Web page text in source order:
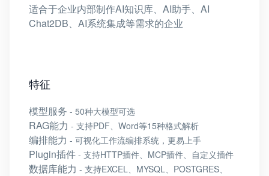
适合于企业内部制作AI知识库、AI助手、AI
Chat2DB、AI系统集成等需求的企业
特征
模型服务 - 50种大模型可选
RAG能力 - 支持PDF、Word等15种格式解析
编排能力 - 可视化工作流编排系统，更易上手
Plugin插件 - 支持HTTP插件、MCP插件、自定义插件
数据库能力 - 支持EXCEL、MYSQL、POSTGRES、